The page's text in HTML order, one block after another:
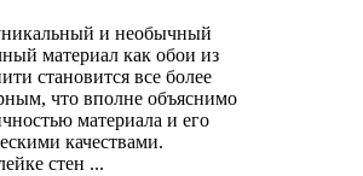
и необычный
материал как обои из
становится все более
что вполне объяснимо
материала и его
качествами.
стен ...